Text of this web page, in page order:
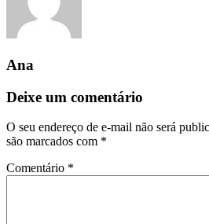
Ana
Deixe um comentário
O seu endereço de e-mail não será
são marcados com *
Comentário *